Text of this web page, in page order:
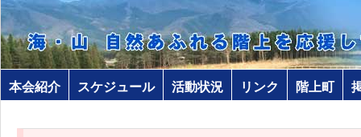
本会紹介 スケジュール 活動状況 リンク 階上町